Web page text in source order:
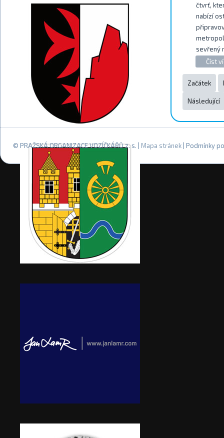
čtvrť,
nabízí
sevřený
Číst
Začátek
Následující
© PRAŽSKÁ ORGANIZACE VOZÍČKÁŘŮ z. s. | Mapa stránek | Podmínky